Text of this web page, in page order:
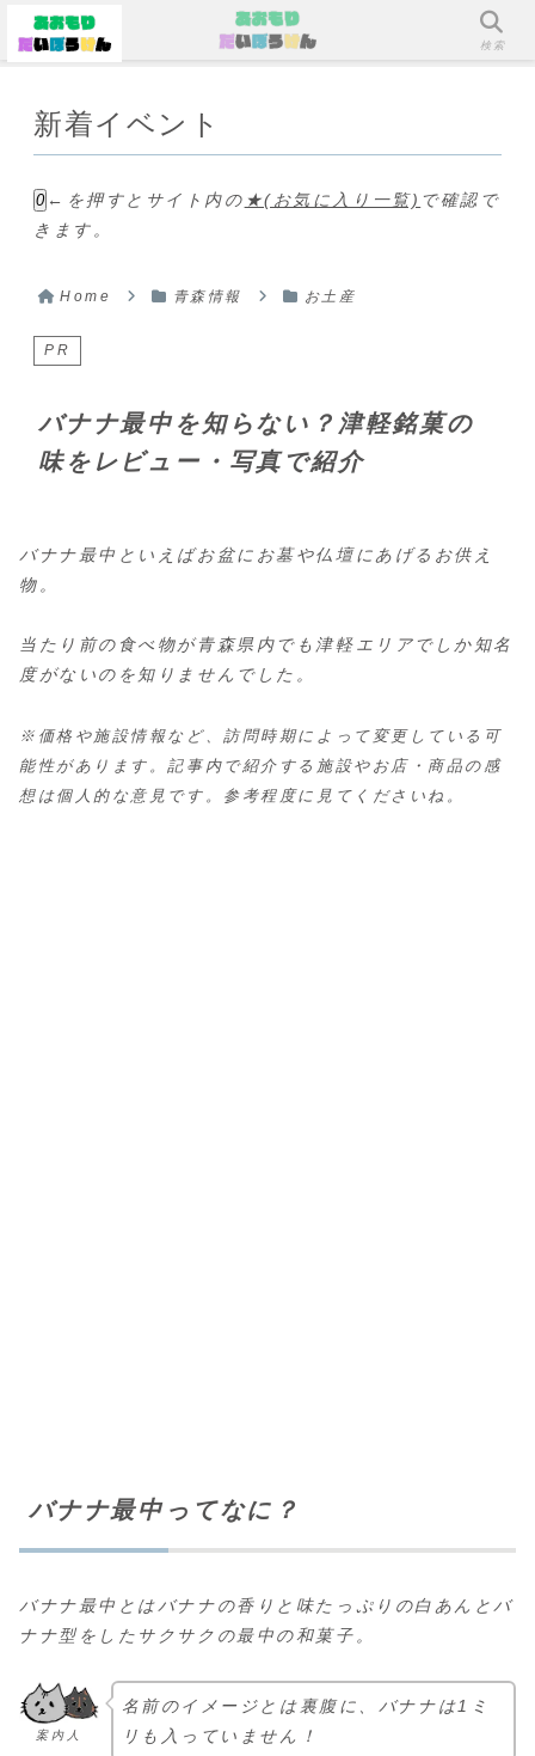
新着イベント
0 ←を押すとサイト内の ★(お気に入り一覧) で確認で
きます。
Home 青森情報 お土産
PR
バナナ最中を知らない？津軽銘菓の
味をレビュー・写真で紹介
バナナ最中といえばお盆にお墓や仏壇にあげるお供え
物。
当たり前の食べ物が青森県内でも津軽エリアでしか知名
度がないのを知りませんでした。
※価格や施設情報など、訪問時期によって変更している可
能性があります。記事内で紹介する施設やお店・商品の感
想は個人的な意見です。参考程度に見てくださいね。
バナナ最中ってなに？
バナナ最中とはバナナの香りと味たっぷりの白あんとバ
ナナ型をしたサクサクの最中の和菓子。
案内人
名前のイメージとは裏腹に、バナナは1ミ
リも入っていません！
メニュー 検索